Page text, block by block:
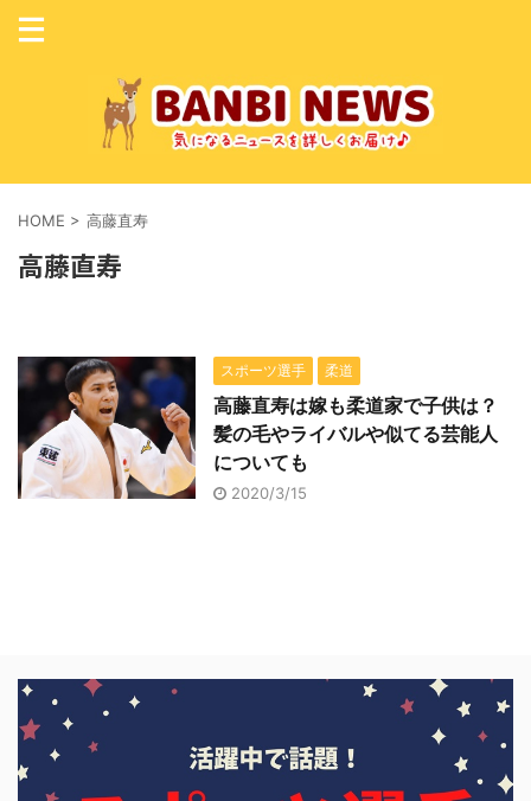
HOME > 高藤直寿
高藤直寿
スポーツ選手 柔道
高藤直寿は嫁も柔道家で子供は？
髪の毛やライバルや似てる芸能人
についても
2020/3/15